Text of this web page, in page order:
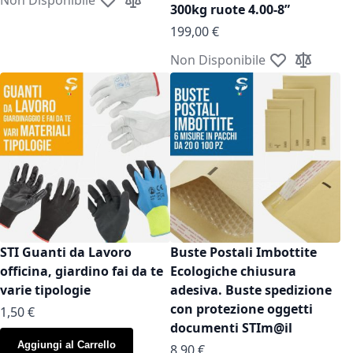
Aggiungi alla lista desideri
Aggiungi al confronto
300kg ruote 4.00-8”
199,00 €
Non Disponibile Aggiungi alla
Aggiungi
STI Guanti da Lavoro
officina, giardino fai da te
varie tipologie
As low as
1,50 €
Aggiungi al Carrello
Buste Postali Imbottite
Ecologiche chiusura
adesiva. Buste spedizione
con protezione oggetti
documenti STIm@il
As low as